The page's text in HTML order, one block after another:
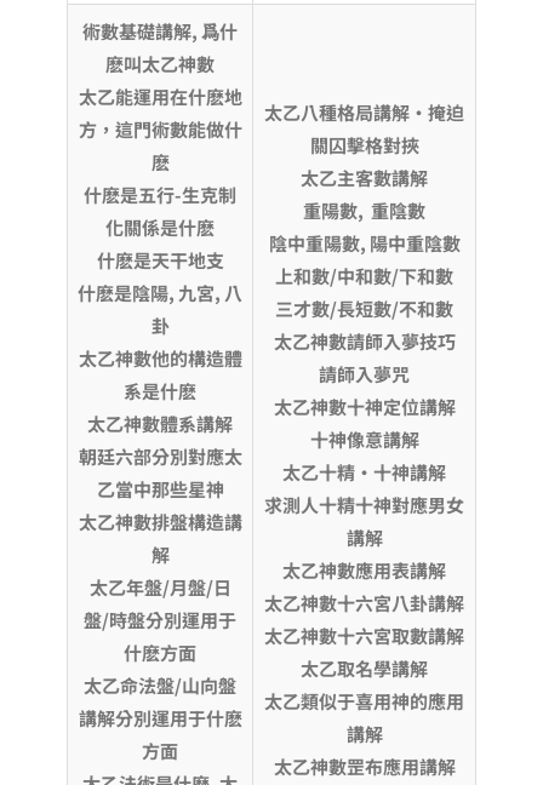
術數基礎講解, 爲什
麽叫太乙神數
太乙能運用在什麽地
方，這門術數能做什
麽
什麽是五行-生克制
化關係是什麽
什麽是天干地支
什麽是陰陽, 九宮, 八
卦
太乙神數他的構造體
系是什麽
太乙神數體系講解
朝廷六部分別對應太
乙當中那些星神
太乙神數排盤構造講
解
太乙年盤/月盤/日
盤/時盤分別運用于
什麽方面
太乙命法盤/山向盤
講解分別運用于什麽
方面
太乙八種格局講解·掩迫
關囚擊格對挾
太乙主客數講解
重陽數, 重陰數
陰中重陽數, 陽中重陰數
上和數/中和數/下和數
三才數/長短數/不和數
太乙神數請師入夢技巧
請師入夢咒
太乙神數十神定位講解
十神像意講解
太乙十精·十神講解
求測人十精十神對應男女
講解
太乙神數應用表講解
太乙神數十六宮八卦講解
太乙神數十六宮取數講解
太乙取名學講解
太乙類似于喜用神的應用
講解
太乙神數罡布應用講解